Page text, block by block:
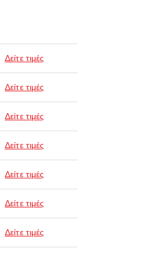
Δείτε τιμές
Δείτε τιμές
Δείτε τιμές
Δείτε τιμές
Δείτε τιμές
Δείτε τιμές
Δείτε τιμές